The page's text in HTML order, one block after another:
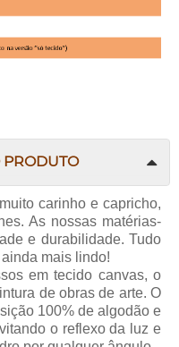
PRODUTO
carinho e capricho,
As nossas matérias-
e durabilidade. Tudo
mais lindo!
em tecido canvas, o
de obras de arte. O
100% de algodão e
o reflexo da luz e